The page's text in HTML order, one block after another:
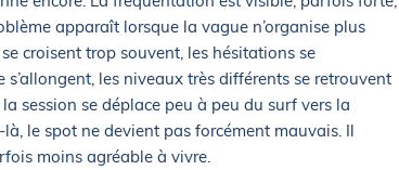
apparaît lorsque la vague n’organise plus
croisent trop souvent, les hésitations se
les niveaux très différents se retrouvent
session se déplace peu à peu du surf vers la
le spot ne devient pas forcément mauvais. Il
moins agréable à vivre.